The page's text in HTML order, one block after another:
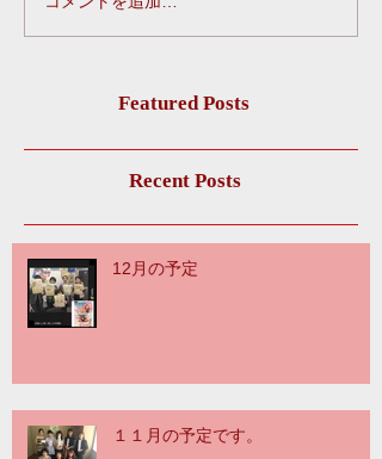
Featured Posts
Recent Posts
12月の予定
１１月の予定です。